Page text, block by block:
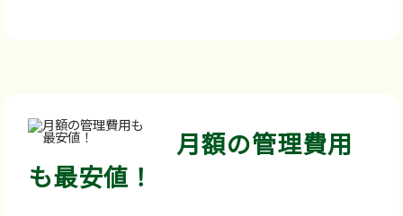
月額の管理費用
も最安値！